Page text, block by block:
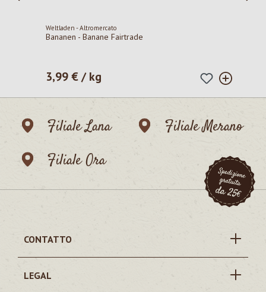
Weltladen - Altromercato
Bananen - Banane Fairtrade
Prezzo normale:
3,99 € / kg
Filiale Lana
Filiale Merano
Filiale Ora
CONTATTO
LEGAL